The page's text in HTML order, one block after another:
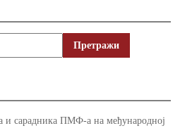
и сарадника ПМФ-а на међународној